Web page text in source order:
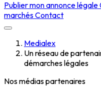
Publier mon annonce légale
marchésContact
Medialex
Un réseau de
démarches légales
Nos médias partenaires